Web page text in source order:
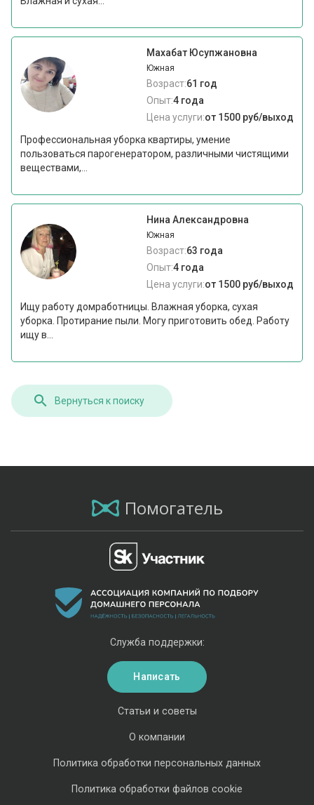
Махабат Юсупжановна
Южная
Возраст:61 год
Опыт:4 года
Цена услуги:от 1500 руб/выход
Профессиональная уборка квартиры, умение
пользоваться парогенератором, различными чистящими
веществами,...
Нина Александровна
Южная
Возраст:63 года
Опыт:4 года
Цена услуги:от 1500 руб/выход
Ищу работу домработницы. Влажная уборка, сухая
уборка. Протирание пыли. Могу приготовить обед. Работу
ищу в...
Вернуться к поиску
Помогатель
Статьи и советы
О компании
Политика обработки персональных данных
Политика обработки файлов cookie
Служба поддержки:
Написать